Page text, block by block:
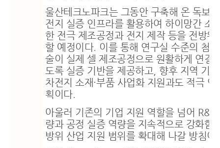
울산테크노파크는 그동안 구축해 온 독보
전지 실증 인프라를 활용하여 하이망간 소
한 전극 제조공정과 전지 제작 등을 전방위
할 예정이다. 이를 통해 연구실 수준의 첨
술이 실제 셀 제조공정으로 원활하게 연결
도록 실증 기반을 제공하고, 향후 지역 기
차전지 소재·부품 사업화 지원과도 적극 연
획이다.
아울러 기존의 기업 지원 역할을 넘어
량과 공정 실증 역량을 지속적으로 강화함
방위 산업 지원 범위를 확대해 나갈 방침이